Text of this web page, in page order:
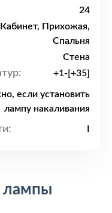
24
Кабинет, Прихожая,
Спальня
Стена
+1-[+35]
если установить
лампу накаливания
лампы